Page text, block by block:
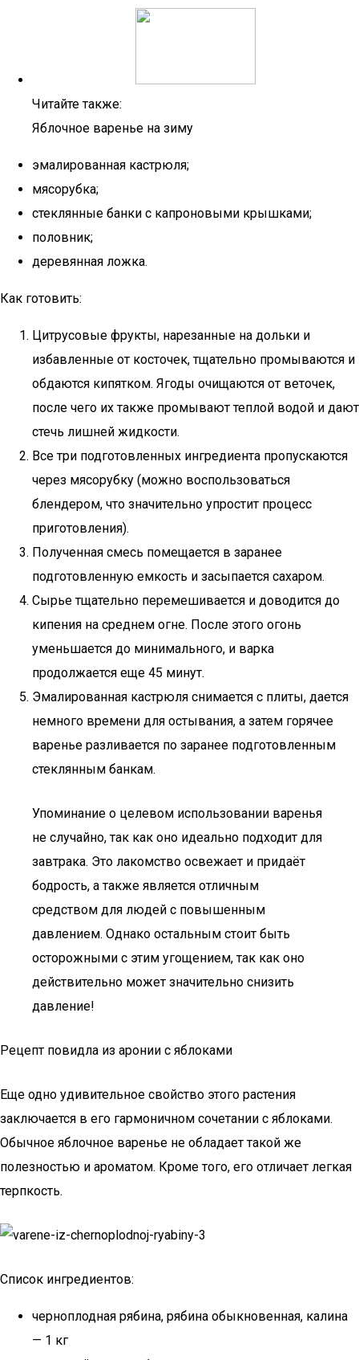
Читайте также:
Яблочное варенье на зиму
эмалированная кастрюля;
мясорубка;
стеклянные банки с капроновыми крышками;
половник;
деревянная ложка.
Как готовить:
Цитрусовые фрукты, нарезанные на дольки и
избавленные от косточек, тщательно промываются и
обдаются кипятком. Ягоды очищаются от веточек,
после чего их также промывают теплой водой и дают
стечь лишней жидкости.
Все три подготовленных ингредиента пропускаются
через мясорубку (можно воспользоваться
блендером, что значительно упростит процесс
приготовления).
Полученная смесь помещается в заранее
подготовленную емкость и засыпается сахаром.
Сырье тщательно перемешивается и доводится до
кипения на среднем огне. После этого огонь
уменьшается до минимального, и варка
продолжается еще 45 минут.
Эмалированная кастрюля снимается с плиты, дается
немного времени для остывания, а затем горячее
варенье разливается по заранее подготовленным
стеклянным банкам.
Упоминание о целевом использовании варенья
не случайно, так как оно идеально подходит для
завтрака. Это лакомство освежает и придаёт
бодрость, а также является отличным
средством для людей с повышенным
давлением. Однако остальным стоит быть
осторожными с этим угощением, так как оно
действительно может значительно снизить
давление!
Рецепт повидла из аронии с яблоками
Еще одно удивительное свойство этого растения
заключается в его гармоничном сочетании с яблоками.
Обычное яблочное варенье не обладает такой же
полезностью и ароматом. Кроме того, его отличает легкая
терпкость.
Список ингредиентов:
черноплодная рябина, рябина обыкновенная, калина
— 1 кг